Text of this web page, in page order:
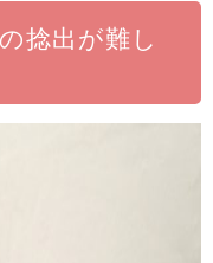
捻出が難し